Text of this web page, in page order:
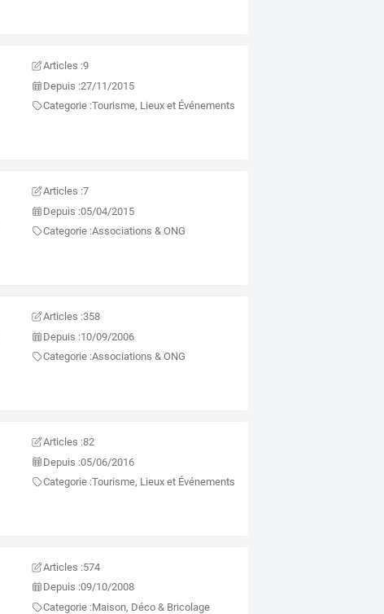
Articles :9
Depuis :27/11/2015
Categorie :Tourisme, Lieux et Événements
Articles :7
Depuis :05/04/2015
Categorie :Associations & ONG
Articles :358
Depuis :10/09/2006
Categorie :Associations & ONG
Articles :82
Depuis :05/06/2016
Categorie :Tourisme, Lieux et Événements
Articles :574
Depuis :09/10/2008
Categorie :Maison, Déco & Bricolage